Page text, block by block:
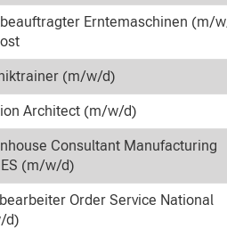
Erntemaschinen (m/
(m/w/d)
Architect (m/w/d)
Consultant Manufacturing
(m/w/d)
Order Service National
d)